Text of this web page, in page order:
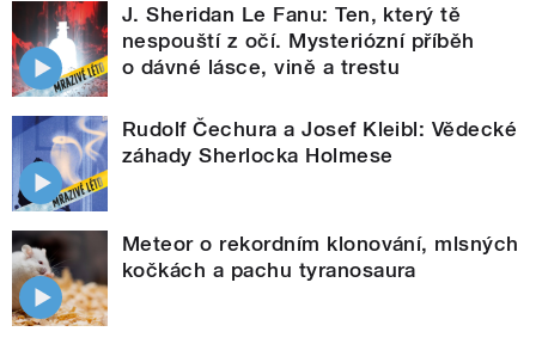
J. Sheridan Le Fanu: Ten, který tě
nespouští z očí. Mysteriózní příběh
o dávné lásce, vině a trestu
Rudolf Čechura a Josef Kleibl: Vědecké
záhady Sherlocka Holmese
Meteor o rekordním klonování, mlsných
kočkách a pachu tyranosaura